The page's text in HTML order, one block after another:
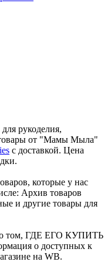
рукоделия,
товары от "Мамы Мыла"
с доставкой. Цена
которые у нас
Архив товаров
и другие товары для
о том, ГДЕ ЕГО КУПИТЬ
о доступных к
на WB.